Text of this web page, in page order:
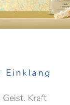
Einklang
Kraft